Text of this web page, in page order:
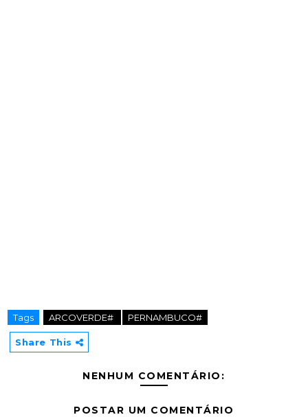
Tags ARCOVERDE# PERNAMBUCO#
Share This
NENHUM COMENTÁRIO:
POSTAR UM COMENTÁRIO